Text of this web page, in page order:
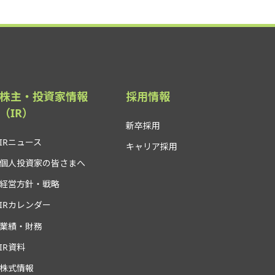
株主・投資家情報
（IR）
IRニュース
個人投資家の皆さまへ
経営方針・戦略
IRカレンダー
業績・財務
IR資料
株式情報
採用情報
新卒採用
キャリア採用